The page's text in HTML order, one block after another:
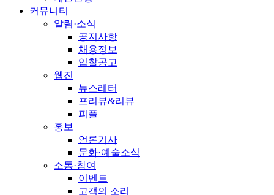
커뮤니티
알림·소식
공지사항
채용정보
입찰공고
웹진
뉴스레터
프리뷰&리뷰
피플
홍보
언론기사
문화·예술소식
소통·참여
이벤트
고객의 소리